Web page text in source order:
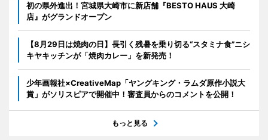
初の県外進出！宮城県大崎市に新店舗『BESTO HAUS 大崎
店』がグランドオープン
【8月29日は焼肉の日】長引く残暑を乗り切る“スタミナ食”ニシ
キヤキッチンが「焼肉カレー」を新発売！
少年画報社×CreativeMap「ヤングキング・ラムダ原作小説大
賞」がソリスピアで開催中！審査員からのコメントを公開！
もっと見る